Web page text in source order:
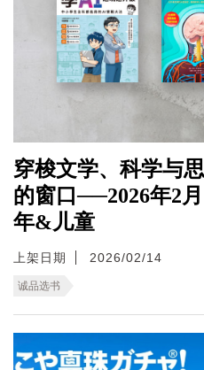
穿梭文学、科学与
的窗口──2026年2
年&儿童
上架日期 2026/02/14
诚品选书